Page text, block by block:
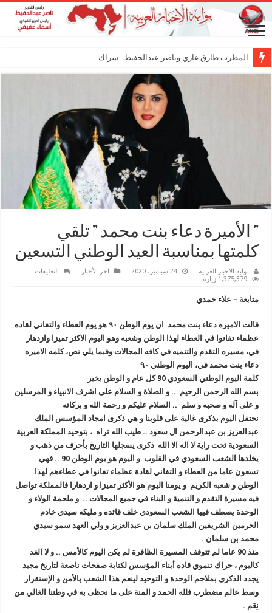
المطرب طارق غازي وناصر عبدالحفيظ.. شراكة فنية ترس
” الأميرة دعاء بنت محمد ” تلقي
كلمتها بمناسبة العيد الوطني التسعين
بوابة الاخبار العربية 24 سبتمبر، 2020 اخر الأخبار التعليقات
تلقي
كلمتها
بمناسبة
العيد
الوطني
1,375,379 زيارة
متابعة – علاء حمدي
قالت الاميره دعاء بنت محمد ان يوم الوطن ٩٠ هو يوم العطاء والتفاني لقاده
عظماء تفانوا في العطاء لهذا الوطن وشعبه وهو اليوم الاكثر تميزا وازدهار
في، مسيره التقدم والتنميه في كافه المجالات وفبما يلي نص، كلمه الاميره
دعاء بنت محمد في، اليوم الوطني ٩٠
كلمة اليوم الوطني السعودي 90 كل عام و الوطن بخير
بسم الله الرحمن الرحيم .. و الصلاة و السلام على اشرف الانبياء و المرسلين
و على آله و صحبه و سلم .. السلام عليكم و رحمة الله و بركاته
نحتفل اليوم بذكرى غالية على قلوبنا و هي ذكرى امجاد المؤسس الملك
عبدالعزيز بن عبدالرحمن ال سعود .. طيب الله ثراه ، بتوحيد المملكة العربية
السعودية تحت راية لا اله الا الله ذكرى يسجلها التاريخ بأحرف من ذهب و
يخلدها الشعب السعودي في القلوب و اليوم هو يوم الوطن 90 .. فهي
تسعون عاما من العطاء و التفاني لقادة عظماء تفانوا في عطاءهم لهذا
الوطن و شعبه الكريم و يومنا اليوم هو الأكثر تميزا و ازدهارا فالمملكة تواصل
فيه مسيرة التقدم و التنمية و البناء في جميع المجالات .. و ملحمة الولاء و
الوحدة يصطف فيها الشعب السعودي خلف قائده و مليكه سيدي خادم
الحرمين الشريفين الملك سلمان بن عبدالعزيز و ولي العهد سمو سيدي
محمد بن سلمان .
منذ 90 عاما لم تتوقف المسيرة الظافرة لم يكن اليوم كالأمس .. و لا الغد
كاليوم ، حراك تنموي قاده أبناء المؤسس لكتابة صفحات ناصعة لتاريخ مجيد
يجدد الذكرى بملاحم الوحدة و التوحيد لينعم هذا الشعب بالأمن و الإستقرار
وسط عالم مضطرب فلله الحمد و المنة على ما نحظى به في وطننا الغالي من
نِعَم .